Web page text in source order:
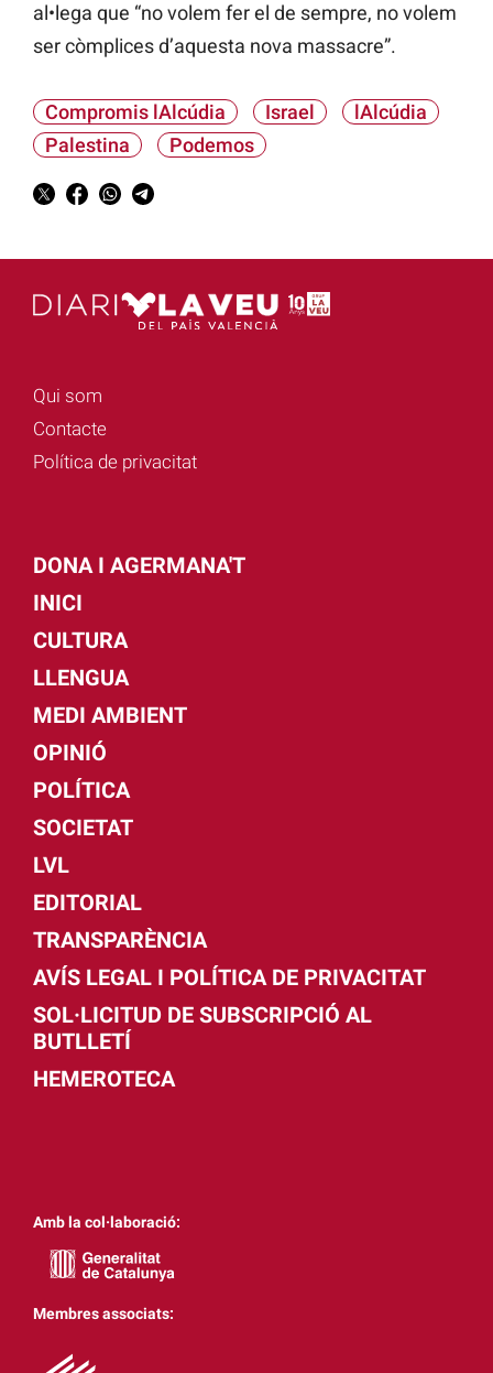
al•lega que “no volem fer el de sempre, no volem
ser còmplices d’aquesta nova massacre”.
Compromis lAlcúdia Israel
lAlcúdia
Palestina
Podemos
Qui som
Contacte
Política de privacitat
DONA I AGERMANA'T
INICI
CULTURA
LLENGUA
MEDI AMBIENT
OPINIÓ
POLÍTICA
SOCIETAT
LVL
EDITORIAL
TRANSPARÈNCIA
AVÍS LEGAL I POLÍTICA DE PRIVACITAT
SOL·LICITUD DE SUBSCRIPCIÓ AL
BUTLLETÍ
HEMEROTECA
Amb la col·laboració:
Membres associats: